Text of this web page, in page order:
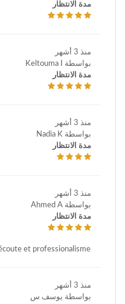
مدة الانتظار
منذ 3 أشهر
بواسطة Keltouma I
مدة الانتظار
منذ 3 أشهر
بواسطة Nadia K
مدة الانتظار
منذ 3 أشهر
بواسطة Ahmed A
مدة الانتظار
et professionalisme.
منذ 3 أشهر
بواسطة يوسف س